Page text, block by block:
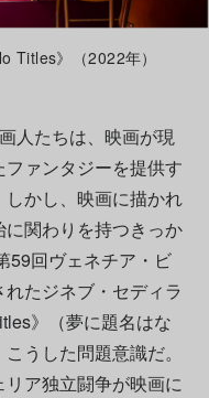
Titles》（2022年）
人たちは、映画が現
ァンタジーを提供す
かし、映画に描かれ
関わりを持つきっか
59回ヴェネチア・ビ
たジネブ・セディラ
》（夢に題名はな
うした問題意識だ。
ア独立闘争が映画に